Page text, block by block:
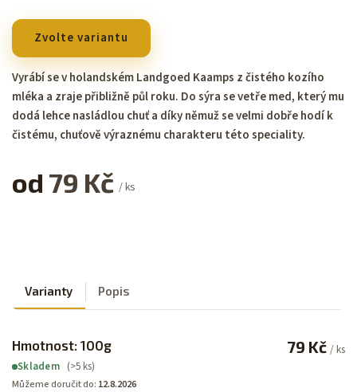
od 79 Kč / ks
Zvolte variantu
Vyrábí se v holandském Landgoed Kaamps z čistého kozího
mléka a zraje přibližně půl roku. Do sýra se vetře med, který mu
dodá lehce nasládlou chuť a díky němuž se velmi dobře hodí k
čistému, chuťově výraznému charakteru této speciality.
Varianty Popis
Hmotnost: 100g
Skladem (>5 ks)
Můžeme doručit do: 12.8.2026
79 Kč / ks